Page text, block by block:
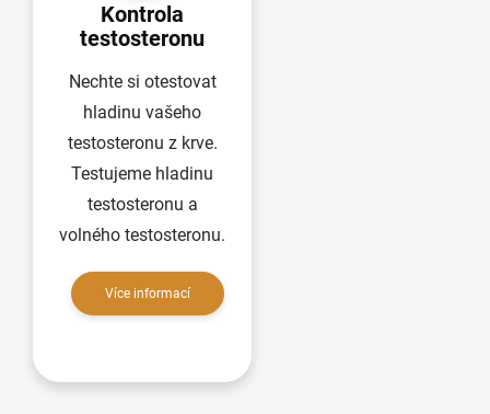
Kontrola
testosteronu
Nechte si otestovat
hladinu vašeho
testosteronu z krve.
Testujeme hladinu
testosteronu a
volného testosteronu.
Více informací